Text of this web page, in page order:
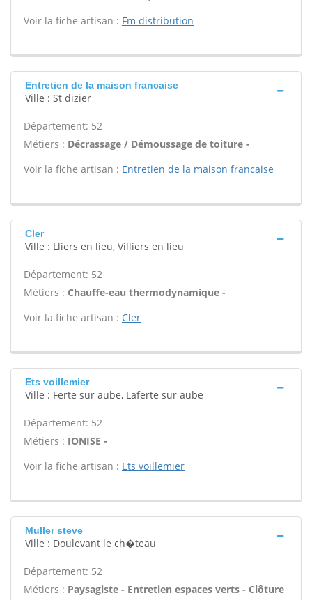
Voir la fiche artisan : Fm distribution
Entretien de la maison francaise
Ville : St dizier
Département: 52
Métiers : Décrassage / Démoussage de toiture -
Voir la fiche artisan : Entretien de la maison francaise
Cler
Ville : Lliers en lieu, Villiers en lieu
Département: 52
Métiers : Chauffe-eau thermodynamique -
Voir la fiche artisan : Cler
Ets voillemier
Ville : Ferte sur aube, Laferte sur aube
Département: 52
Métiers : IONISE -
Voir la fiche artisan : Ets voillemier
Muller steve
Ville : Doulevant le ch�teau
Département: 52
Métiers : Paysagiste - Entretien espaces verts - Clôture